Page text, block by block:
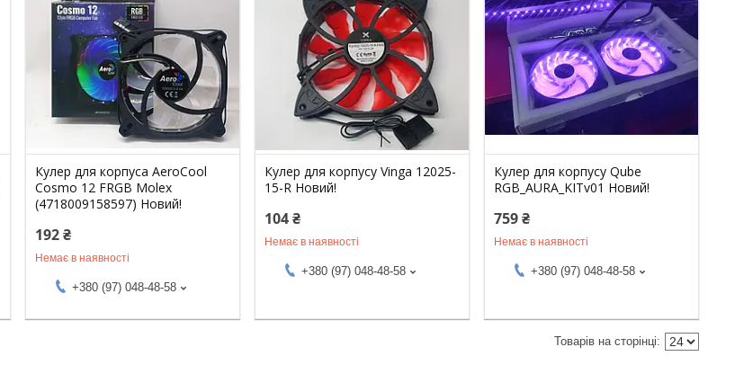
Кулер для корпуса AeroCool
Cosmo 12 FRGB Molex
(4718009158597) Новий!
192 ₴
Немає в наявності
+380 (97) 048-48-58
Кулер для корпусу Vinga 12025-
15-R Новий!
104 ₴
Немає в наявності
+380 (97) 048-48-58
Кулер для корпусу Qube
RGB_AURA_KITv01 Новий!
759 ₴
Немає в наявності
+380 (97) 048-48-58